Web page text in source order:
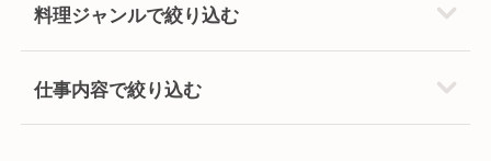
料理ジャンルで絞り込む
仕事内容で絞り込む